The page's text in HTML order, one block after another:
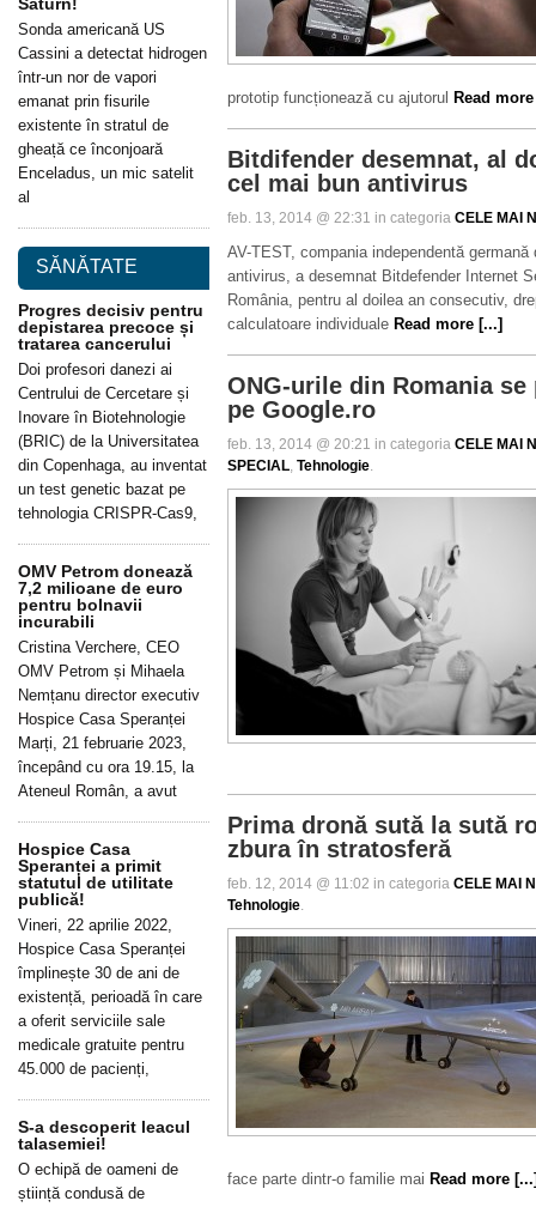
prototip funcționează cu ajutorul Read
Bitdifender desemnat, al
cel mai bun antivirus
feb. 13, 2014 @ 22:31 in categoria CELE MAI
AV-TEST, compania independentă
antivirus, a desemnat Bitdefender Internet
România, pentru al doilea an consecutiv,
calculatoare individuale Read more [...]
ONG-urile din Romania
pe Google.ro
feb. 13, 2014 @ 20:21 in categoria CELE MAI
SPECIAL, Tehnologie.
Prima dronă sută la sută
zbura în stratosferă
feb. 12, 2014 @ 11:02 in categoria CELE MAI
Tehnologie.
face parte dintr-o familie mai Read more
Sonda americană US
Cassini a detectat hidrogen
într-un nor de vapori
emanat prin fisurile
existente în stratul de
gheață ce înconjoară
Enceladus, un mic satelit
al
SĂNĂTATE
Progres decisiv pentru
depistarea precoce și
tratarea cancerului
Doi profesori danezi ai
Centrului de Cercetare și
Inovare în Biotehnologie
(BRIC) de la Universitatea
din Copenhaga, au inventat
un test genetic bazat pe
tehnologia CRISPR-Cas9,
OMV Petrom donează
7,2 milioane de euro
pentru bolnavii
incurabili
Cristina Verchere, CEO
OMV Petrom și Mihaela
Nemțanu director executiv
Hospice Casa Speranței
Marți, 21 februarie 2023,
începând cu ora 19.15, la
Ateneul Român, a avut
Hospice Casa
Speranței a primit
statutul de utilitate
publică!
Vineri, 22 aprilie 2022,
Hospice Casa Speranței
împlinește 30 de ani de
existență, perioadă în care
a oferit serviciile sale
medicale gratuite pentru
45.000 de pacienți,
S-a descoperit leacul
talasemiei!
O echipă de oameni de
știință condusă de